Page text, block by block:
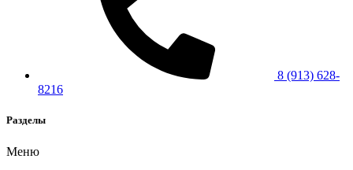
8 (913) 628-
8216
Разделы
Меню